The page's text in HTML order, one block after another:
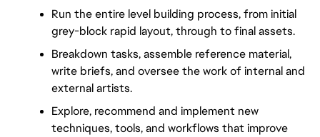
Run the entire level building process, from initial
grey-block rapid layout, through to final assets.
Breakdown tasks, assemble reference material,
write briefs, and oversee the work of internal and
external artists.
Explore, recommend and implement new
techniques, tools, and workflows that improve